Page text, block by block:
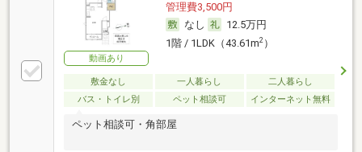
動画あり
管理費3,500円
なし
12.5万円
1階 / 1LDK（43.61m2）
敷金なし 一人暮らし
二人暮らし
バス・トイレ別
ペット相談可 インターネット無料
ペット相談可・角部屋